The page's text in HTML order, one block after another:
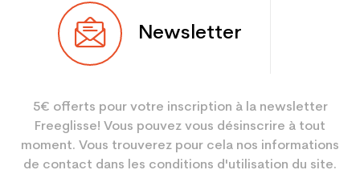
Utilisateur Femme
Coloris Bleu
En achetant d'occasion :
Economie CO² (en kg)
3.9
Newsletter
5€ offerts pour votre inscription à la newsletter
Freeglisse! Vous pouvez vous désinscrire à tout
moment. Vous trouverez pour cela nos informations
de contact dans les conditions d'utilisation du site.